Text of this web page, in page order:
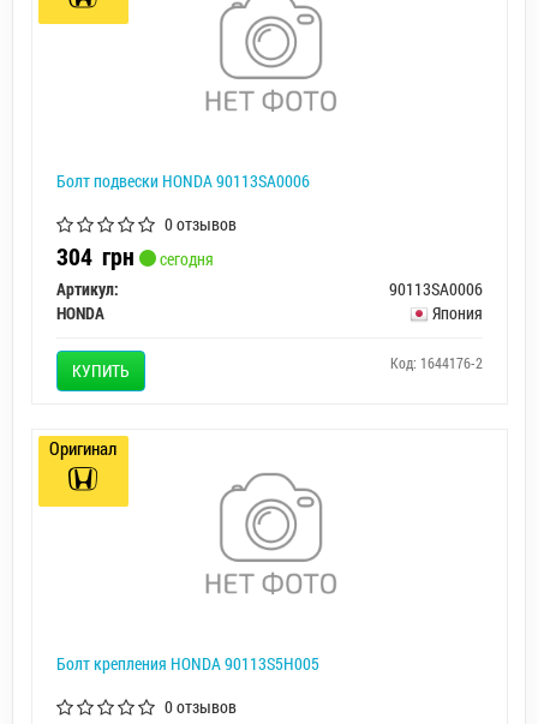
Болт подвески HONDA 90113SA0006
0 отзывов
304 грн
сегодня
Артикул:
90113SA0006
HONDA
Япония
КУПИТЬ Код: 1644176-2
Болт крепления HONDA 90113S5H005
0 отзывов
Оригинал